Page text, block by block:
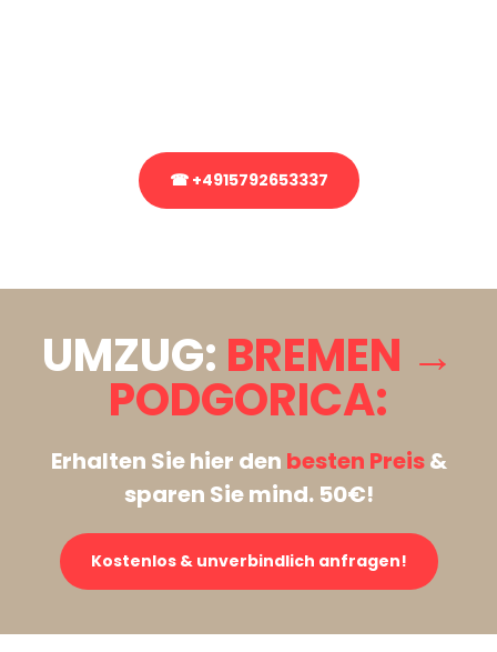
☎ +4915792653337
UMZUG: BREMEN →
PODGORICA:
Erhalten Sie hier den besten Preis&
sparen Sie mind. 50€!
Kostenlos & unverbindlich anfragen!